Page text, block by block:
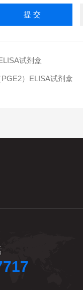
试剂盒
）ELISA试剂盒